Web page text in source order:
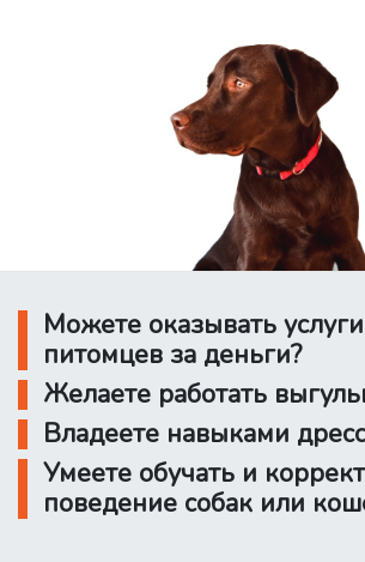
Можете оказывать
питомцев за деньги?
Желаете работать
Владеете навыками
Умеете обучать и
поведение собак или